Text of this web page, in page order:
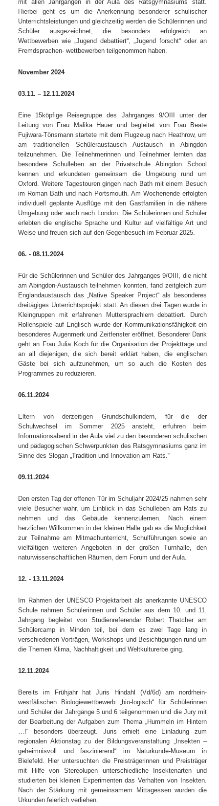
mit allen Jahrgängen in der Aula des Ratsgymnasiums statt.
Hierbei geht es um die Anerkennung besonderer schulischer
Unterrichtsleistungen und gleichzeitig werden die Schülerinnen und
Schüler ausgezeichnet, die besonders erfolgreich an
Wettbewerben wie „Jugend debattiert“, „Jugend forscht“ oder an
Fremdsprachen- wettbewerben teilgenommen haben.
November 2024
03.11. – 12.11.2024
Eine 15köpfige Reisegruppe des Jahrganges 9/OIII unter der
Leitung von Frau Malika Hauer und begleitet von Frau Beate
Fujiwara-Tönsmann startete mit dem Flugzeug nach Heathrow, um
am traditionellen Schüleraustausch Austausch in Abingdon
teilzunehmen. Die Teilnehmerinnen und Teilnehmer lernten das
besondere Schulleben an der Privatschule Abingdon School
kennen und erkundeten gemeinsam die Umgebung rund um
Oxford. Weitere Tagestouren gingen nach Bath mit einem Besuch
im Roman Bath und nach Portsmouth. Am Wochenende erfolgten
individuell geplante Ausflüge mit den Gastfamilien in die nähere
Umgebung oder auch nach London. Die Schülerinnen und Schüler
erlebten die englische Sprache und Kultur auf vielfältige Art und
Weise und freuen sich auf den Gegenbesuch im Februar 2025.
06. - 08.11.2024
Für die Schülerinnen und Schüler des Jahrganges 9/OIII, die nicht
am Abingdon-Austausch teilnehmen konnten, fand zeitgleich zum
Englandaustausch das „Native Speaker Project“ als besonderes
dreitägiges Unterrichtsprojekt statt. An diesen drei Tagen wurde in
Kleingruppen mit erfahrenen Muttersprachlern debattiert. Durch
Rollenspiele auf Englisch wurde der Kommunikationsfähigkeit ein
besonderes Augenmerk und Zeitfenster eröffnet. Besonderer Dank
geht an Frau Julia Koch für die Organisation der Projekttage und
an all diejenigen, die sich bereit erklärt haben, die englischen
Gäste bei sich aufzunehmen, um so auch die Kosten des
Programmes zu reduzieren.
06.11.2024
Eltern von derzeitigen Grundschulkindern, für die der
Schulwechsel im Sommer 2025 ansteht, erfuhren beim
Informationsabend in der Aula viel zu den besonderen schulischen
und pädagogischen Schwerpunkten des Ratsgymnasiums ganz im
Sinne des Slogan „Tradition und Innovation am Rats.“
09.11.2024
Den ersten Tag der offenen Tür im Schuljahr 2024/25 nahmen sehr
viele Besucher wahr, um Einblick in das Schulleben am Rats zu
nehmen und das Gebäude kennenzulernen. Nach einem
herzlichen Willkommen in der kleinen Halle gab es die Möglichkeit
zur Teilnahme am Mitmachunterricht, Schulführungen sowie an
vielfältigen weiteren Angeboten in der großen Turnhalle, den
naturwissenschaftlichen Räumen, dem Forum und der Aula.
12. - 13.11.2024
Im Rahmen der UNESCO Projektarbeit als anerkannte UNESCO
Schule nahmen Schülerinnen und Schüler aus dem 10. und 11.
Jahrgang begleitet von Studienreferendar Robert Thatcher am
Schülercamp in Minden teil, bei dem es zwei Tage lang in
verschiedenen Vorträgen, Workshops und Besichtigungen rund um
die Themen Klima, Nachhaltigkeit und Weltkulturerbe ging.
12.11.2024
Bereits im Frühjahr hat Juris Hindahl (Vd/6d) am nordrhein-
westfälischen Biologiewettbewerb „bio-logisch“ für Schülerinnen
und Schüler der Jahrgänge 5 und 6 teilgenommen und die Jury mit
der Bearbeitung der Aufgaben zum Thema „Hummeln im Hintern
…!“ besonders überzeugt. Juris erhielt eine Einladung zum
regionalen Aktionstag zu der Bildungsveranstaltung „Insekten –
geheimnisvoll und faszinierend“ im Naturkunde-Museum in
Bielefeld. Hier untersuchten die Preisträgerinnen und Preisträger
mit Hilfe von Stereolupen unterschiedliche Insektenarten und
studierten bei kleinen Experimenten das Verhalten von Insekten.
Nach der Stärkung mit gemeinsamem Mittagessen wurden die
Urkunden feierlich verliehen.